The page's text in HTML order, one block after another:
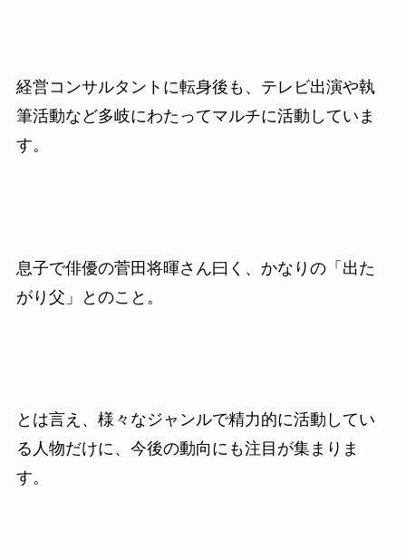
経営コンサルタントに転身後も、テレビ出演や執
筆活動など多岐にわたってマルチに活動していま
す。
息子で俳優の菅田将暉さん曰く、かなりの「出た
がり父」とのこと。
とは言え、様々なジャンルで精力的に活動してい
る人物だけに、今後の動向にも注目が集まりま
す。